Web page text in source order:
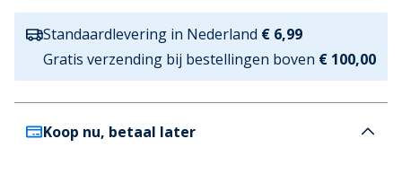
Standaardlevering in Nederland € 6,99
Gratis verzending bij bestellingen boven € 100,00
Koop nu, betaal later